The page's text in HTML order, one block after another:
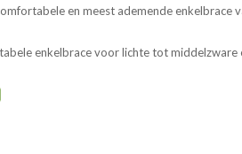
en meest ademende enkelbrace
enkelbrace voor lichte tot middelzware